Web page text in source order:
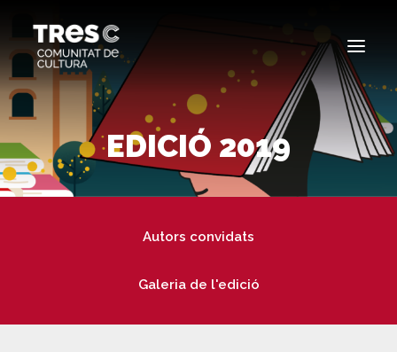
EDICIONS ANTERIORS
SEARCHEDICIÓ 2019
Autors convidats
Galeria de l'edició